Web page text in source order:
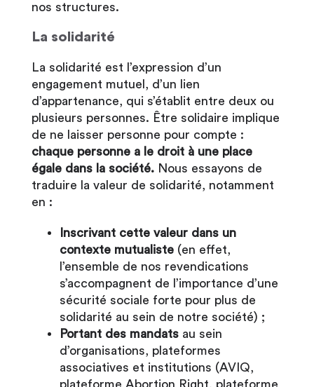
nos structures.
La solidarité
La solidarité est l’expression d’un
engagement mutuel, d’un lien
d’appartenance, qui s’établit entre deux ou
plusieurs personnes. Être solidaire implique
de ne laisser personne pour compte :
chaque personne a le droit à une place
égale dans la société. Nous essayons de
traduire la valeur de solidarité, notamment
en :
Inscrivant cette valeur dans un
contexte mutualiste(en effet,
l’ensemble de nos revendications
s’accompagnent de l’importance d’une
sécurité sociale forte pour plus de
solidarité au sein de notre société) ;
Portant des mandatsau sein
d’organisations, plateformes
associatives et institutions (AVIQ,
plateforme Abortion Right, plateforme